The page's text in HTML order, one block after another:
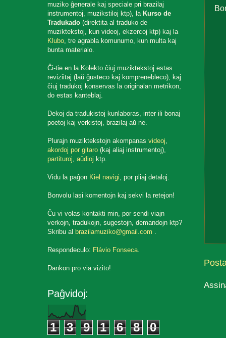
muziko ĝenerale kaj speciale pri brazilaj
instrumentoj, muzikstiloj ktp), la Kurso de
Tradukado (direktita al traduko de
muziktekstoj, kun videoj, ekzercoj ktp) kaj la
Klubo, tre agrabla komunumo, kun multa kaj
bunta materialo.
Ĉi-tie en la Kolekto ĉiuj muziktekstoj estas
reviziitaj (laŭ ĝusteco kaj komprenebleco), kaj
ĉiuj tradukoj konservas la originalan metrikon,
do estas kanteblaj.
Dekoj da tradukistoj kunlaboras, inter ili bonaj
poetoj kaj verkistoj, brazilaj aŭ ne.
Plurajn muziktekstojn akompanasvideoj,
akordoj por gitaro (kaj aliaj instrumentoj),
partituroj,aŭdioj ktp.
Vidu la paĝon Kiel navigi, por pliaj detaloj.
Bonvolu lasi komentojn kaj sekvi la retejon!
Ĉu vi volas kontakti min, por sendi viajn
verkojn, tradukojn, sugestojn, demandojn ktp?
Skribu al brazilamuziko@gmail.com .
Respondeculo: Flávio Fonseca.
Dankon pro via vizito!
Paĝvidoj:
1 3 9 1 6 8 0